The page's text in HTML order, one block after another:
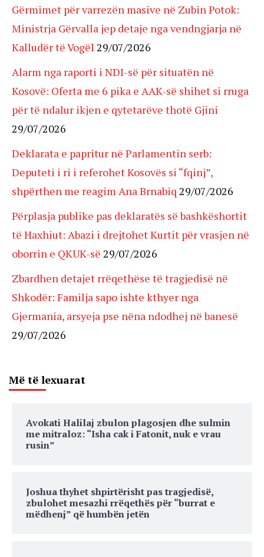
Gërmimet për varrezën masive në Zubin Potok:
Ministrja Gërvalla jep detaje nga vendngjarja në
Kalludër të Vogël 29/07/2026
Alarm nga raporti i NDI-së për situatën në
Kosovë: Oferta me 6 pika e AAK-së shihet si rruga
për të ndalur ikjen e qytetarëve thotë Gjini
29/07/2026
Deklarata e papritur në Parlamentin serb:
Deputeti i ri i referohet Kosovës si “fqinj”,
shpërthen me reagim Ana Brnabiq 29/07/2026
Përplasja publike pas deklaratës së bashkëshortit
të Haxhiut: Abazi i drejtohet Kurtit për vrasjen në
oborrin e QKUK-së 29/07/2026
Zbardhen detajet rrëqethëse të tragjedisë në
Shkodër: Familja sapo ishte kthyer nga
Gjermania, arsyeja pse nëna ndodhej në banesë
29/07/2026
Më të lexuarat
Avokati Halilaj zbulon plagosjen dhe sulmin
me mitraloz: “Isha cak i Fatonit, nuk e vrau
rusin”
Joshua thyhet shpirtërisht pas tragjedisë,
zbulohet mesazhi rrëqethës për “burrat e
mëdhenj” që humbën jetën